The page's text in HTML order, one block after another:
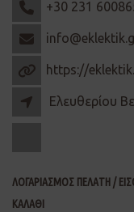
+30 231
https://
Ελευθερίου
ΛΟΓΑΡΙΑΣΜΟΣ ΠΕΛΑΤΗ /
ΚΑΛΑΘΙ